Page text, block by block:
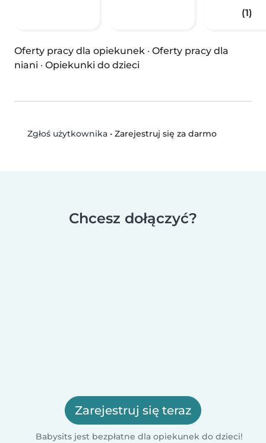
(1)
Oferty pracy dla opiekunek · Oferty pracy dla
niani · Opiekunki do dzieci
Zgłoś użytkownika• Zarejestruj się za darmo
Chcesz dołączyć?
Zarejestruj się teraz
Babysits jest bezpłatne dla opiekunek do dzieci!